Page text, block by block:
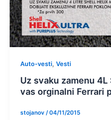
Auto-vesti, Vesti
Uz svaku zamenu
vas orginalni Ferrari
stojanov /04/11/2015